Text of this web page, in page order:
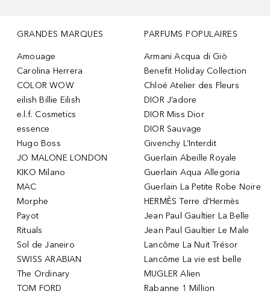
GRANDES MARQUES
Amouage
Carolina Herrera
COLOR WOW
eilish Billie Eilish
e.l.f. Cosmetics
essence
Hugo Boss
JO MALONE LONDON
KIKO Milano
MAC
Morphe
Payot
Rituals
Sol de Janeiro
SWISS ARABIAN
The Ordinary
TOM FORD
PARFUMS POPULAIRES
Armani Acqua di Giò
Benefit Holiday Collection
Chloé Atelier des Fleurs
DIOR J’adore
DIOR Miss Dior
DIOR Sauvage
Givenchy L’Interdit
Guerlain Abeille Royale
Guerlain Aqua Allegoria
Guerlain La Petite Robe Noire
HERMÈS Terre d’Hermès
Jean Paul Gaultier La Belle
Jean Paul Gaultier Le Male
Lancôme La Nuit Trésor
Lancôme La vie est belle
MUGLER Alien
Rabanne 1 Million